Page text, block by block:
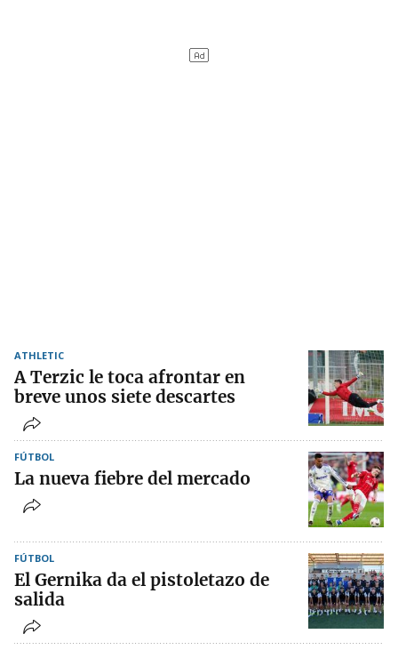
ATHLETIC
A Terzic le toca afrontar en
breve unos siete descartes
FÚTBOL
La nueva fiebre del mercado
FÚTBOL
El Gernika da el pistoletazo de
salida